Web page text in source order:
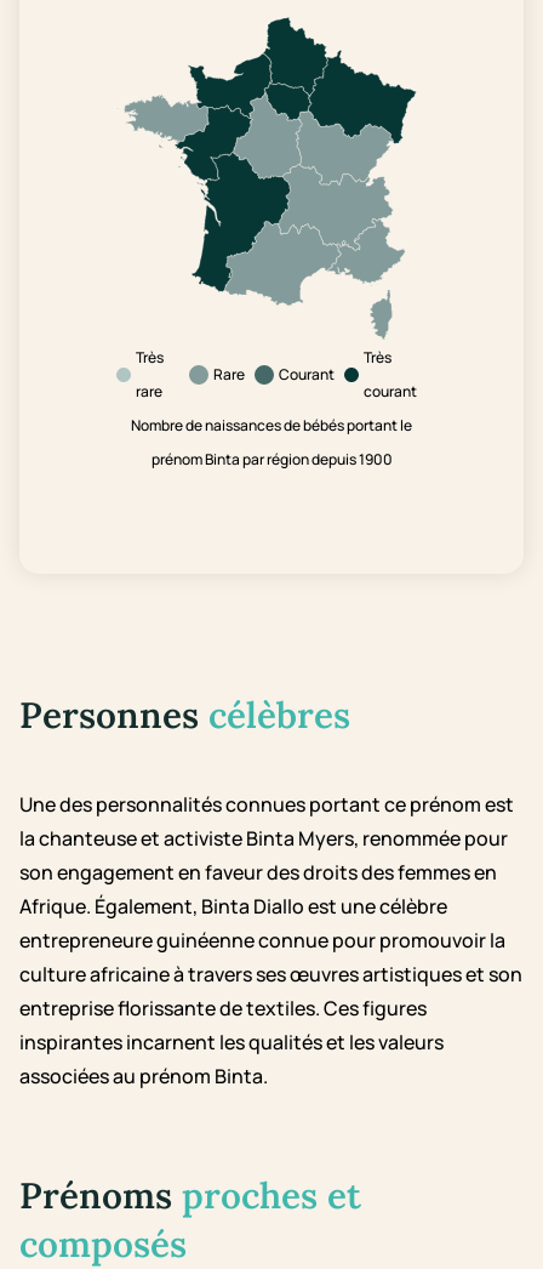
Très
rare
Rare Courant
Très
courant
Nombre de naissances de bébés portant le
prénom Binta par région depuis 1900
Personnes célèbres
Une des personnalités connues portant ce prénom est
la chanteuse et activiste Binta Myers, renommée pour
son engagement en faveur des droits des femmes en
Afrique. Également, Binta Diallo est une célèbre
entrepreneure guinéenne connue pour promouvoir la
culture africaine à travers ses œuvres artistiques et son
entreprise florissante de textiles. Ces figures
inspirantes incarnent les qualités et les valeurs
associées au prénom Binta.
Prénoms proches et
composés